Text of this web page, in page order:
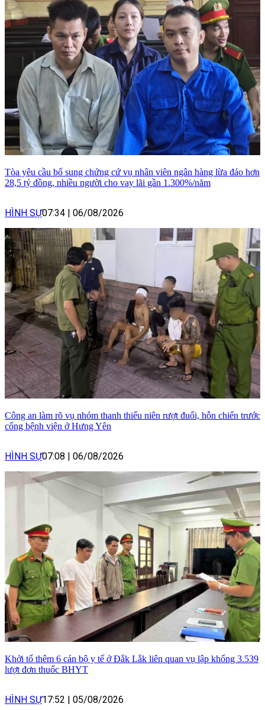
Tòa yêu cầu bổ sung chứng cứ vụ nhân viên ngân hàng lừa đảo hơn
28,5 tỷ đồng, nhiều người cho vay lãi gần 1.300%/năm
HÌNH SỰ07:34 06/08/2026
Công an làm rõ vụ nhóm thanh thiếu niên rượt đuổi, hỗn chiến trước
cổng bệnh viện ở Hưng Yên
HÌNH SỰ07:08 06/08/2026
Khởi tố thêm 6 cán bộ y tế ở Đắk Lắk liên quan vụ lập khống 3.539
lượt đơn thuốc BHYT
HÌNH SỰ17:52 05/08/2026